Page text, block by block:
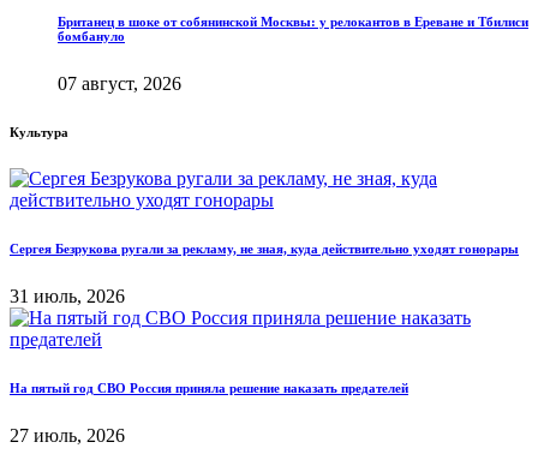
Британец в шоке от собянинской Москвы: у релокантов в Ереване и Тбилиси
бомбануло
07 август, 2026
Культура
Сергея Безрукова ругали за рекламу, не зная, куда действительно уходят гонорары
31 июль, 2026
На пятый год СВО Россия приняла решение наказать предателей
27 июль, 2026